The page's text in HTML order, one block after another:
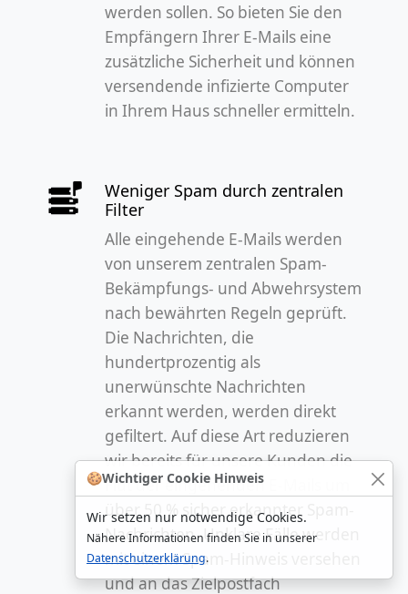
🍪Wichtiger Cookie Hinweis
Wir setzen nur notwendige Cookies.
Nähere Informationen finden Sie in unserer
Datenschutzerklärung.
werden sollen. So bieten Sie den
Empfängern Ihrer E-Mails eine
zusätzliche Sicherheit und können
versendende infizierte Computer
in Ihrem Haus schneller ermitteln.
Weniger Spam durch zentralen
Filter
Alle eingehende E-Mails werden
von unserem zentralen Spam-
Bekämpfungs- und Abwehrsystem
nach bewährten Regeln geprüft.
Die Nachrichten, die
hundertprozentig als
unerwünschte Nachrichten
erkannt werden, werden direkt
gefiltert. Auf diese Art reduzieren
wir bereits für unsere Kunden die
Flut der eingehenden E-Mails um
über 50 % sicher erkannter Spam-
Nachrichten. Unklare Fälle werden
mit einem Spam-Hinweis versehen
und an das Zielpostfach